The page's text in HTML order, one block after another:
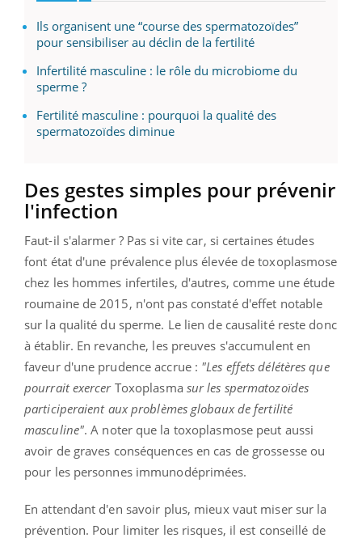
Ils organisent une “course des spermatozoïdes”
pour sensibiliser au déclin de la fertilité
Infertilité masculine : le rôle du microbiome du
sperme ?
Fertilité masculine : pourquoi la qualité des
spermatozoïdes diminue
Des gestes simples pour prévenir
l'infection
Faut-il s'alarmer ? Pas si vite car, si certaines études
font état d'une prévalence plus élevée de toxoplasmose
chez les hommes infertiles, d'autres, comme une étude
roumaine de 2015, n'ont pas constaté d'effet notable
sur la qualité du sperme. Le lien de causalité reste donc
à établir. En revanche, les preuves s'accumulent en
faveur d'une prudence accrue : "Les effets délétères que
pourrait exercer Toxoplasma sur les spermatozoïdes
participeraient aux problèmes globaux de fertilité
masculine". A noter que la toxoplasmose peut aussi
avoir de graves conséquences en cas de grossesse ou
pour les personnes immunodéprimées.
En attendant d'en savoir plus, mieux vaut miser sur la
prévention. Pour limiter les risques, il est conseillé de